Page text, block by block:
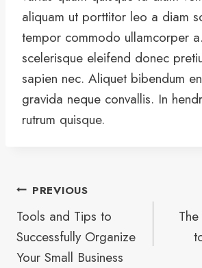
aliquam ut porttitor leo a diam
tempor commodo ullamcorper
scelerisque eleifend donec
sapien nec. Aliquet bibendum
gravida neque convallis. In
rutrum quisque.
Post
navigation
PREVIOUS
Tools and Tips to
Successfully Organize
Your Small Business